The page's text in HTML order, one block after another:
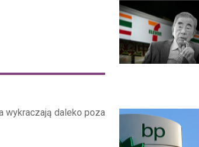
wykraczają daleko poza